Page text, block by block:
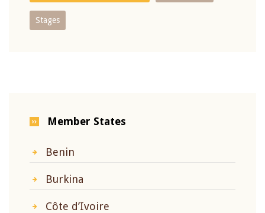
Stages
Member States
Benin
Burkina
Côte d’Ivoire